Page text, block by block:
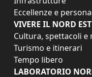
Eccellenze e
VIVERE IL NORD EST
Cultura, spettacoli e
Turismo e itinerari
Tempo libero
LABORATORIO